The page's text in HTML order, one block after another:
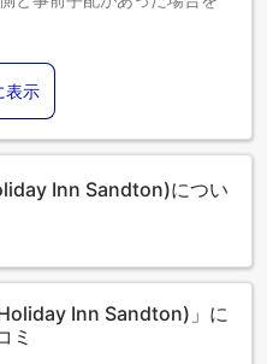
ご注意＞ベビーベッドのご
があります。また、利用可
れます。
お部屋タイプにより異なり
表示
Inn Sandton)につい
Inn Sandton)」に
ミ